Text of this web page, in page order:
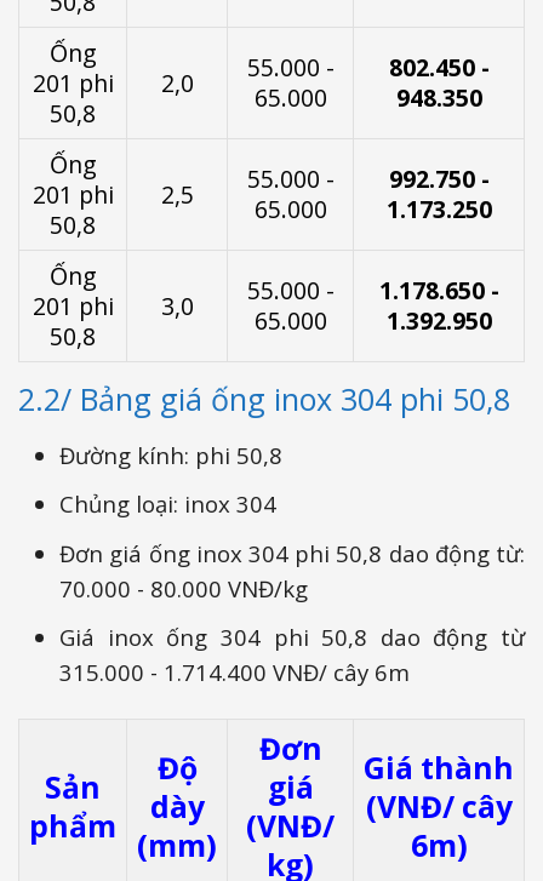
Ống
201 phi
50,8
2,0
55.000 -
65.000
802.450 -
948.350
Ống
201 phi
50,8
2,5
55.000 -
65.000
992.750 -
1.173.250
Ống
201 phi
50,8
3,0
55.000 -
65.000
1.178.650 -
1.392.950
2.2/ Bảng giá ống inox 304 phi 50,8
Đường kính: phi 50,8
Chủng loại: inox 304
Đơn giá ống inox 304 phi 50,8 dao động từ:
70.000 - 80.000 VNĐ/kg
Giá inox ống 304 phi 50,8 dao động từ
315.000 - 1.714.400 VNĐ/ cây 6m
Sản
phẩm
Độ
dày
(mm)
Đơn
giá
(VNĐ/
kg)
Giá thành
(VNĐ/ cây
6m)